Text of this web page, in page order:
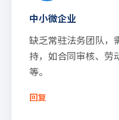
中小微企业
缺乏常驻法务团队，
持，如合同审核、劳
等。
回复